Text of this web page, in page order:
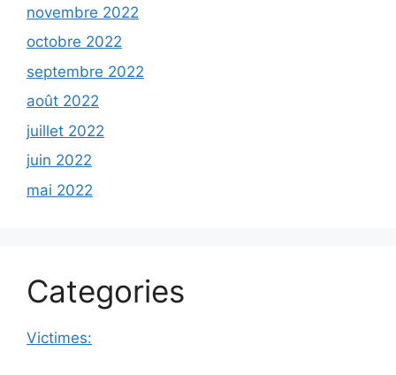
novembre 2022
octobre 2022
septembre 2022
août 2022
juillet 2022
juin 2022
mai 2022
Categories
Victimes: